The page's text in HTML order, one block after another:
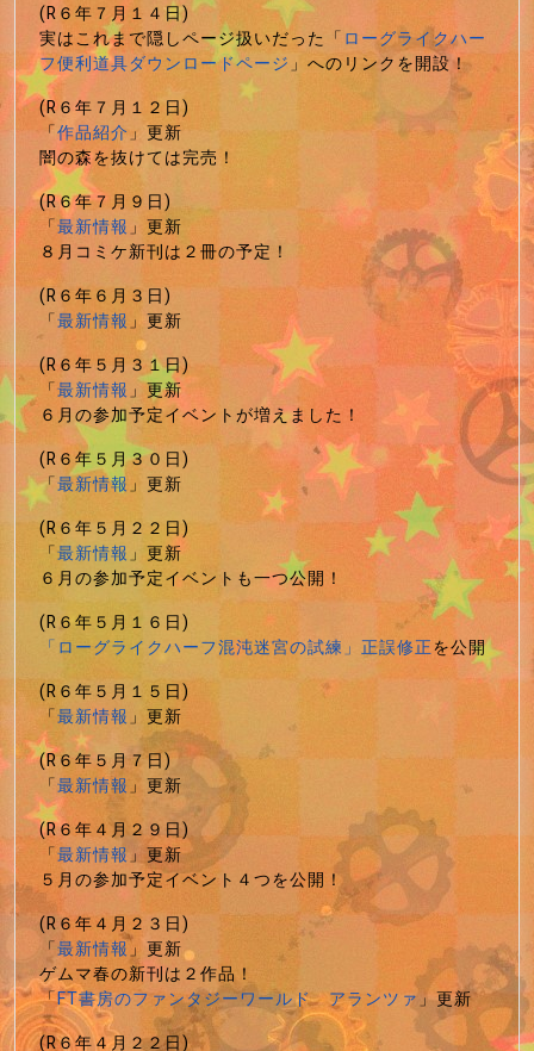
(R６年７月１４日)
実はこれまで隠しページ扱いだった「ローグライクハー
フ便利道具ダウンロードページ」へのリンクを開設！
(R６年７月１２日)
「作品紹介」更新
闇の森を抜けては完売！
(R６年７月９日)
「最新情報」更新
８月コミケ新刊は２冊の予定！
(R６年６月３日)
「最新情報」更新
(R６年５月３１日)
「最新情報」更新
６月の参加予定イベントが増えました！
(R６年５月３０日)
「最新情報」更新
(R６年５月２２日)
「最新情報」更新
６月の参加予定イベントも一つ公開！
(R６年５月１６日)
「ローグライクハーフ混沌迷宮の試練」正誤修正を公開
(R６年５月１５日)
「最新情報」更新
(R６年５月７日)
「最新情報」更新
(R６年４月２９日)
「最新情報」更新
５月の参加予定イベント４つを公開！
(R６年４月２３日)
「最新情報」更新
ゲムマ春の新刊は２作品！
「FT書房のファンタジーワールド アランツァ」更新
(R６年４月２２日)